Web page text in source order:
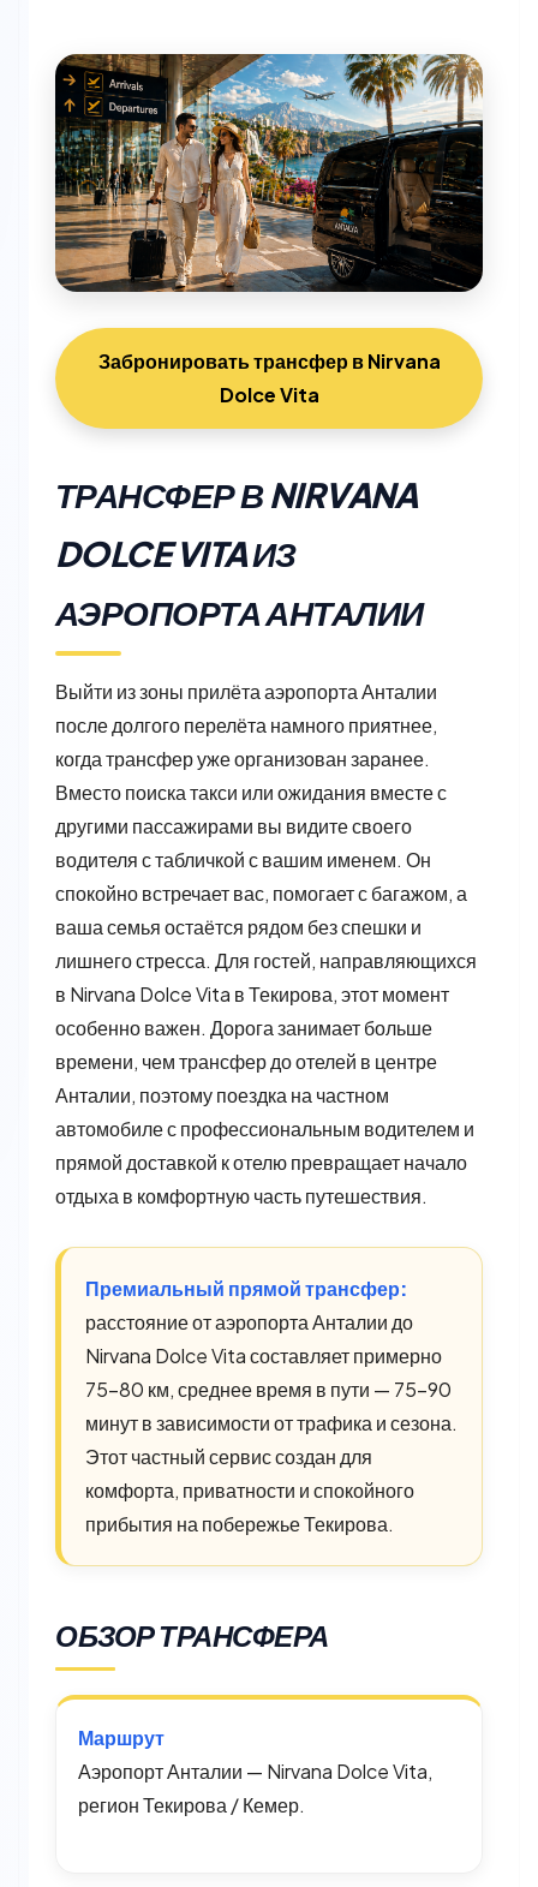
Забронировать трансфер в Nirvana
Dolce Vita
ТРАНСФЕР В NIRVANA
DOLCE VITA ИЗ
АЭРОПОРТА АНТАЛИИ
Выйти из зоны прилёта аэропорта Анталии
после долгого перелёта намного приятнее,
когда трансфер уже организован заранее.
Вместо поиска такси или ожидания вместе с
другими пассажирами вы видите своего
водителя с табличкой с вашим именем. Он
спокойно встречает вас, помогает с багажом, а
ваша семья остаётся рядом без спешки и
лишнего стресса. Для гостей, направляющихся
в Nirvana Dolce Vita в Текирова, этот момент
особенно важен. Дорога занимает больше
времени, чем трансфер до отелей в центре
Анталии, поэтому поездка на частном
автомобиле с профессиональным водителем и
прямой доставкой к отелю превращает начало
отдыха в комфортную часть путешествия.
Премиальный прямой трансфер:
расстояние от аэропорта Анталии до
Nirvana Dolce Vita составляет примерно
75–80 км, среднее время в пути — 75–90
минут в зависимости от трафика и сезона.
Этот частный сервис создан для
комфорта, приватности и спокойного
прибытия на побережье Текирова.
ОБЗОР ТРАНСФЕРА
Маршрут
Аэропорт Анталии — Nirvana Dolce Vita,
регион Текирова / Кемер.